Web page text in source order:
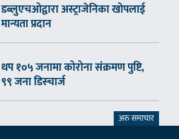
डब्लुएचओद्वारा अस्ट्राजेनिका खोपलाई
मान्यता प्रदान
थप १०५ जनामा कोरोना संक्रमण पुष्टि,
९९ जना डिस्चार्ज
अरु समाचार